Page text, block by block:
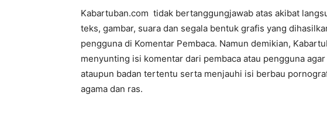
Kabartuban.com tidak bertanggungjawab atas akibat
teks, gambar, suara dan segala bentuk grafis yang
pengguna di Komentar Pembaca. Namun demikian,
menyunting isi komentar dari pembaca atau pengguna
ataupun badan tertentu serta menjauhi isi berbau
agama dan ras.